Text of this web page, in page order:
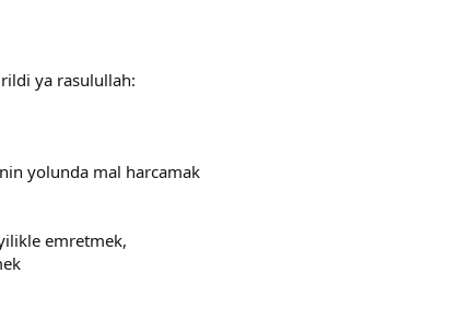
ya rasulullah:
yolunda mal harcamak
emretmek,